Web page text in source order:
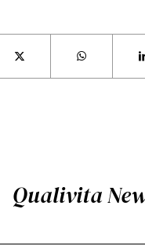
Qualivita